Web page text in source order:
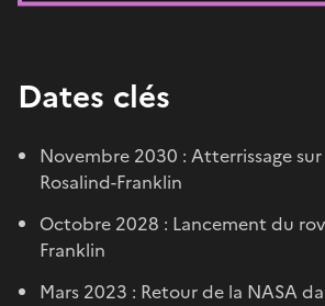
Dates clés
Novembre 2030 : Atterrissage
Rosalind-Franklin
Octobre 2028 : Lancement du
Franklin
Mars 2023 : Retour de la NASA